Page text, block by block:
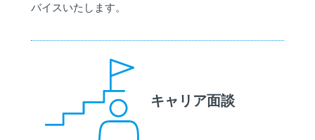
バイスいたします。
キャリア面談